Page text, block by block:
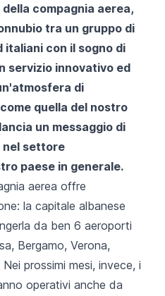
compagnia aerea,
tra un gruppo di
italiani con il sogno di
servizio innovativo ed
di
quella del nostro
un messaggio di
nel settore
paese in generale.
aerea offre
la capitale albanese
da ben 6 aeroporti
Bergamo, Verona,
prossimi mesi, invece, i
operativi anche da